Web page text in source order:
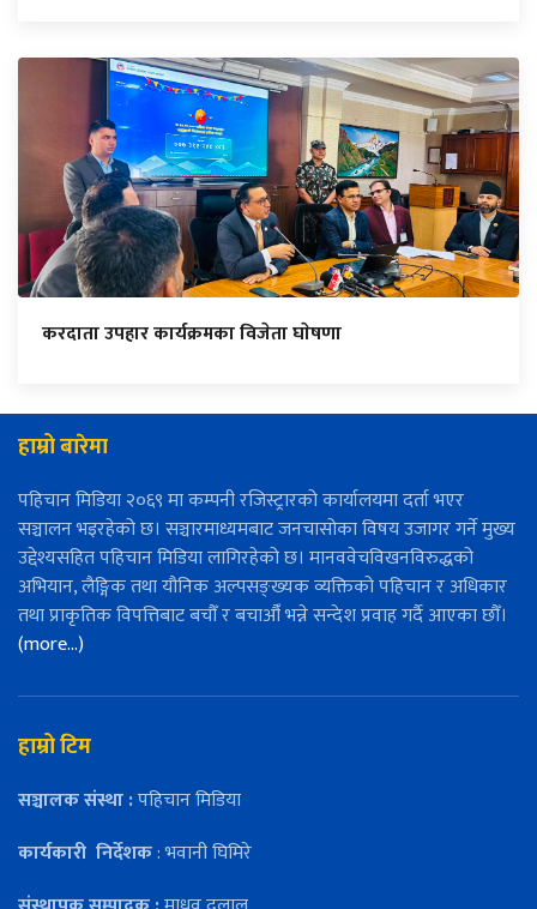
करदाता उपहार कार्यक्रमका विजेता घाेषणा
हाम्रो बारेमा
पहिचान मिडिया २०६९ मा कम्पनी रजिस्ट्रारको कार्यालयमा दर्ता भएर
सञ्चालन भइरहेको छ। सञ्चारमाध्यमबाट जनचासोका विषय उजागर गर्ने मुख्य
उद्देश्यसहित पहिचान मिडिया लागिरहेको छ। मानववेचविखनविरुद्धको
अभियान, लैङ्गिक तथा यौनिक अल्पसङ्ख्यक व्यक्तिको पहिचान र अधिकार
तथा प्राकृतिक विपत्तिबाट बचौँ र बचाऔँ भन्ने सन्देश प्रवाह गर्दै आएका छौँ।
(more…)
हाम्रो टिम
सञ्चालक संस्था :पहिचान मिडिया
कार्यकारी निर्देशक: भवानी घिमिरे